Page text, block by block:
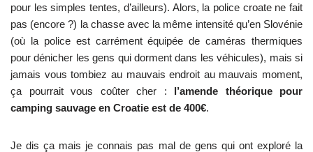
pour les simples tentes, d’ailleurs). Alors, la police croate ne fait
pas (encore ?) la chasse avec la même intensité qu’en Slovénie
(où la police est carrément équipée de caméras thermiques
pour dénicher les gens qui dorment dans les véhicules), mais si
jamais vous tombiez au mauvais endroit au mauvais moment,
ça pourrait vous coûter cher : l’amende théorique pour
camping sauvage en Croatie est de 400€.
Je dis ça mais je connais pas mal de gens qui ont exploré la